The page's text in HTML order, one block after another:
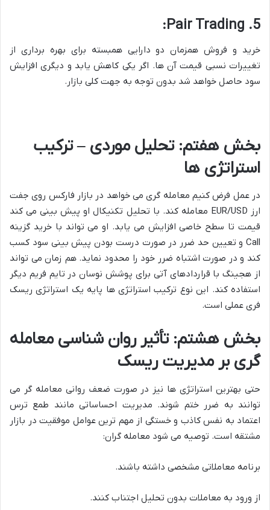
5. Pair Trading:
خرید و فروش همزمان دو دارایی همبسته برای بهره برداری از
تغییرات نسبی قیمت آن ها. اگر یکی کاهش یابد و دیگری افزایش
سود حاصل خواهد شد بدون توجه به جهت کلی بازار.
بخش هفتم: تحلیل موردی – ترکیب
استراتژی ها
در عمل فرض کنیم معامله گری می خواهد در بازار فارکس روی جفت
ارز EUR/USD معامله کند. با تحلیل تکنیکال او پیش بینی می کند
قیمت تا سطح خاصی افزایش می یابد. او می تواند با خرید گزینه
Call و تعیین حد ضرر در صورت درست بودن پیش بینی سود کسب
کند و در صورت اشتباه ضرر خود را محدود نماید. هم زمان می تواند
از هجینگ با قراردادهای آتی برای پوشش نوسان در تایم فریم دیگر
استفاده کند. این نوع ترکیب استراتژی ها پایه یک استراتژی ریسک
فری عملی است.
بخش هشتم: تأثیر روان شناسی معامله
گری بر مدیریت ریسک
حتی بهترین استراتژی ها نیز در صورت ضعف روانی معامله گر می
توانند به ضرر ختم شوند. مدیریت احساساتی مانند طمع ترس
اعتماد به نفس کاذب و خستگی از مهم ترین عوامل موفقیت در بازار
مشتقه است. توصیه می شود معامله گران:
برنامه معاملاتی مشخصی داشته باشند.
از ورود به معاملات بدون تحلیل اجتناب کنند.